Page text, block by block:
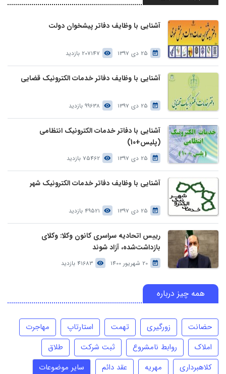
آشنایی با وظایف دفاتر پیشخوان دولت
25 دی 1397 207147 بازدید
آشنایی با وظایف دفاتر خدمات الکترونیک قضایی
25 دی 1397 99638 بازدید
آشنایی با دفاتر خدمات الکترونیک انتظامی
(پلیس+10)
25 دی 1397 75462 بازدید
آشنایی با وظایف دفاتر خدمات الکترونیک شهر
25 دی 1397 49521 بازدید
رییس اتحادیه سراسری کانون وکلا: وکلای
بازداشت‌شده، آزاد شوند
20 شهریور 1400 41683 بازدید
همه چیز درباره
حضانت زورگیری تهمت استارتاپ
مهاجرت
املاک
روابط نامشروع ثبت شرکت
طلاق
کلاهبرداری
مهریه عقد دائم سایر موضوعات